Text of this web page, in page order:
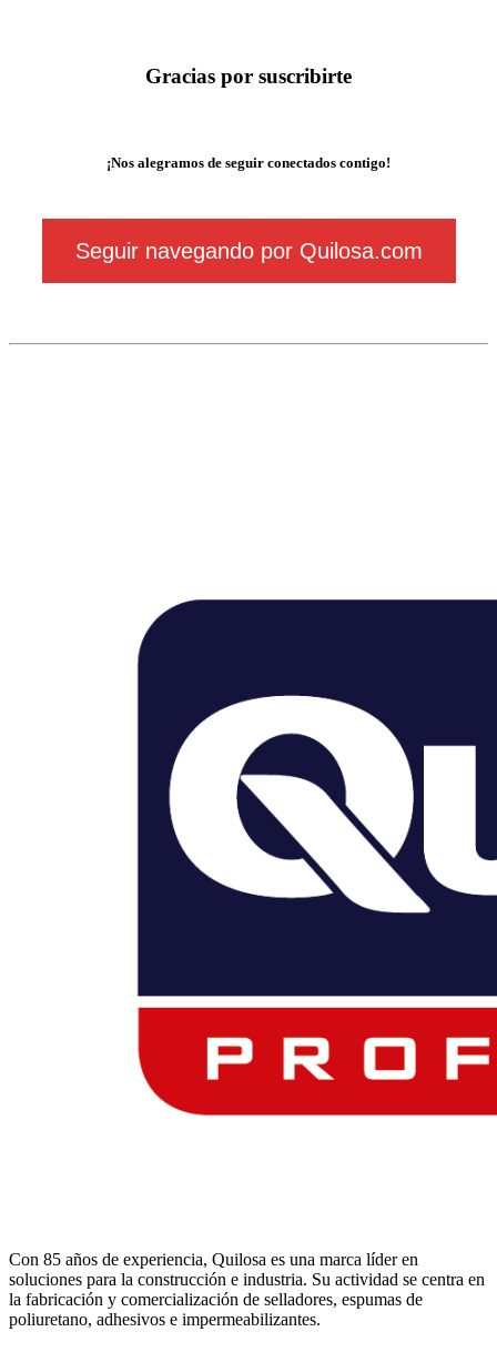
Gracias por suscribirte
¡Nos alegramos de seguir conectados contigo!
Seguir navegando por Quilosa.com
Con 85 años de experiencia, Quilosa es una marca líder en
soluciones para la construcción e industria. Su actividad se centra en
la fabricación y comercialización de selladores, espumas de
poliuretano, adhesivos e impermeabilizantes.